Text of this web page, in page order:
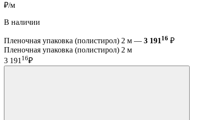
₽/м
В наличии
Пленочная упаковка (полистирол) 2 м — 3 191 16 ₽
Пленочная упаковка (полистирол) 2 м
3 19116₽